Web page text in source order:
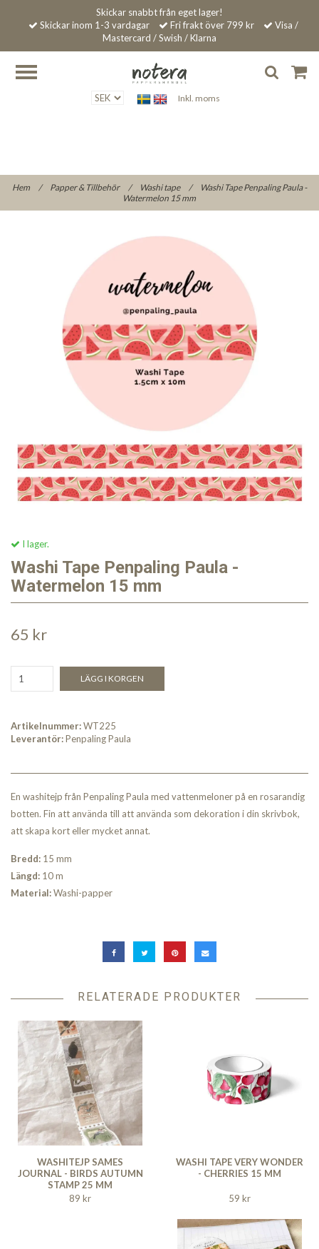
Skickar snabbt från eget lager!
Skickar inom 1-3 vardagar
Fri frakt över 799 kr
Visa /
Mastercard / Swish / Klarna
Inkl. moms
Hem / Papper & Tillbehör / Washi tape /
Washi Tape Penpaling Paula -
Watermelon 15 mm
I lager.
Washi Tape Penpaling Paula -
Watermelon 15 mm
65 kr
LÄGG I KORGEN
Artikelnummer:WT225
Leverantör:Penpaling Paula
En washitejp från Penpaling Paula med vattenmeloner på en rosarandig
botten. Fin att använda till att använda som dekoration i din skrivbok,
att skapa kort eller mycket annat.
Bredd: 15 mm
Längd: 10 m
Material:Washi-papper
RELATERADE PRODUKTER
WASHITEJP SAMES
JOURNAL - BIRDS AUTUMN
STAMP 25 MM
89 kr
WASHI TAPE VERY WONDER
- CHERRIES 15 MM
59 kr